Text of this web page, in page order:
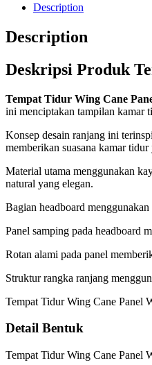
Description
Description
Deskripsi Produk
Tempat Tidur Wing Cane
ini menciptakan tampilan kamar
Konsep desain ranjang ini
memberikan suasana kamar
Material utama menggunakan
natural yang elegan.
Bagian headboard
Panel samping pada headboard
Rotan alami pada panel
Struktur rangka ranjang
Tempat Tidur Wing Cane Panel
Detail Bentuk
Tempat Tidur Wing Cane Panel